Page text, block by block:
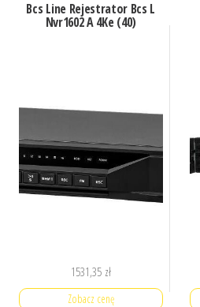
Bcs Line Rejestrator Bcs L
Nvr1602 A 4Ke (40)
1531,35 zł
Zobacz cenę